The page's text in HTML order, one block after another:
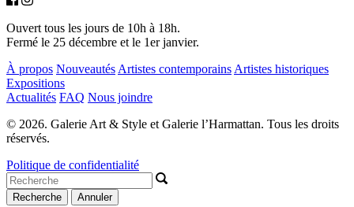
Ouvert tous les jours de 10h à 18h.
Fermé le 25 décembre et le 1er janvier.
À propos Nouveautés Artistes contemporains Artistes historiques
Expositions
Actualités FAQ Nous joindre
© 2026. Galerie Art & Style et Galerie l’Harmattan. Tous les droits
réservés.
Politique de confidentialité
Recherche Annuler